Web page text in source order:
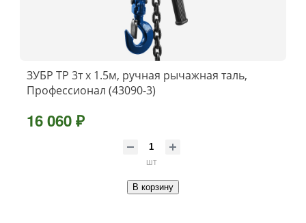
ЗУБР ТР 3т х 1.5м, ручная рычажная таль,
Профессионал (43090-3)
16 060 ₽
шт
В корзину